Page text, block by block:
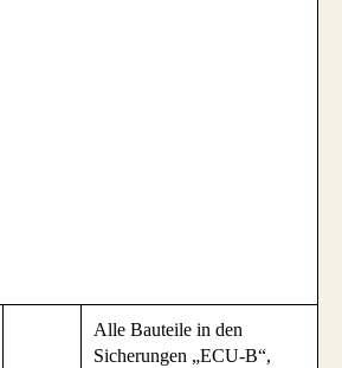
Alle Bauteile in den
Sicherungen „ECU-B“,